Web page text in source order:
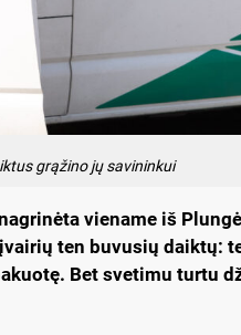
grąžino jų savininkui
viename iš
ten buvusių daiktų:
Bet svetimu turtu